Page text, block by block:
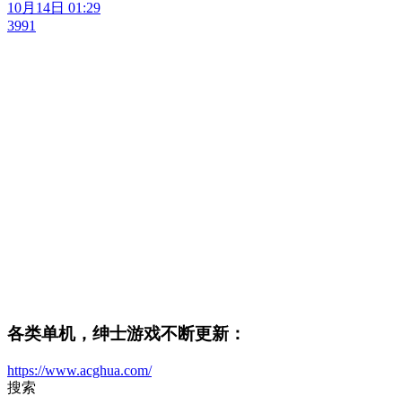
10月14日 01:29
3991
各类单机，绅士游戏不断更新：
https://www.acghua.com/
搜索